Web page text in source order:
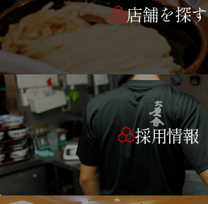
店舗を探す
採用情報